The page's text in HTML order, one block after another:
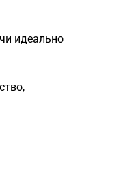
идеально